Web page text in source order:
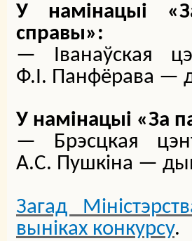
У намінацыі
справы»:
— Іванаўская
Ф.І. Панфёрава —
У намінацыі «За
— Брэсцкая
А.С. Пушкіна —
Загад
выніках конкурсу.